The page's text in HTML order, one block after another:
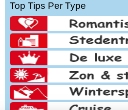
Top Tips Per Type